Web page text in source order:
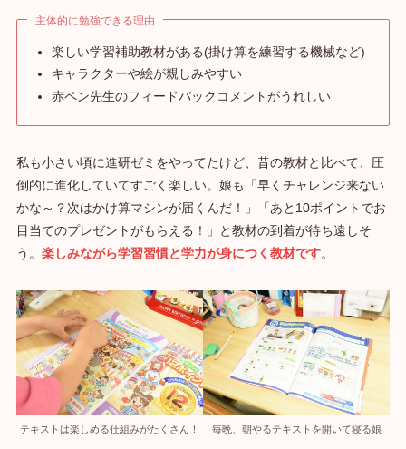
主体的に勉強できる理由
楽しい学習補助教材がある(掛け算を練習する機械など)
キャラクターや絵が親しみやすい
赤ペン先生のフィードバックコメントがうれしい
私も小さい頃に進研ゼミをやってたけど、昔の教材と比べて、圧
倒的に進化していてすごく楽しい。娘も「早くチャレンジ来ない
かな～？次はかけ算マシンが届くんだ！」「あと10ポイントでお
目当てのプレゼントがもらえる！」と教材の到着が待ち遠しそ
う。 楽しみながら学習習慣と学力が身につく教材です。
テキストは楽しめる仕組みがたくさん！ 毎晩、朝やるテキストを開いて寝る娘